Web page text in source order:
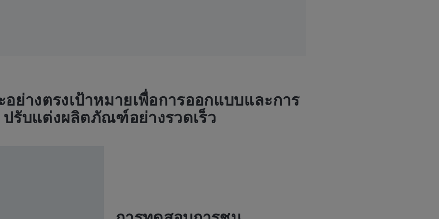
ย่างตรงเป้าหมายเพื่อการออกแบบและการ
ปรับแต่งผลิตภัณฑ์อย่างรวดเร็ว